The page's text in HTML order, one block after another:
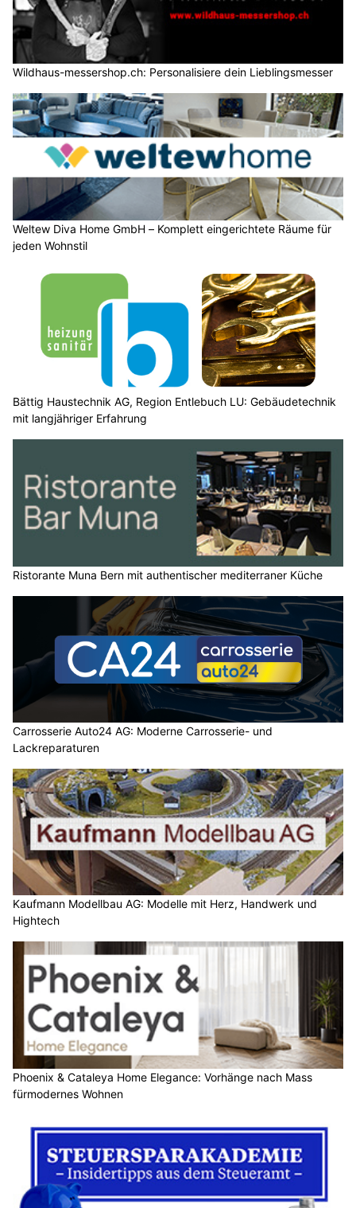
Wildhaus-messershop.ch: Personalisiere dein Lieblingsmesser
Weltew Diva Home GmbH – Komplett eingerichtete Räume für
jeden Wohnstil
Bättig Haustechnik AG, Region Entlebuch LU: Gebäudetechnik
mit langjähriger Erfahrung
Ristorante Muna Bern mit authentischer mediterraner Küche
Carrosserie Auto24 AG: Moderne Carrosserie- und
Lackreparaturen
Kaufmann Modellbau AG: Modelle mit Herz, Handwerk und
Hightech
Phoenix & Cataleya Home Elegance: Vorhänge nach Mass
fürmodernes Wohnen